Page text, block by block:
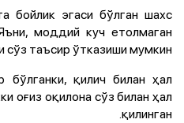
бойлик эгаси бўлган шахс
моддий куч етолмаган
таъсир ўтказиши мумкин.
бўлганки, қилич билан ҳал
оғиз оқилона сўз билан ҳал
қилинган.